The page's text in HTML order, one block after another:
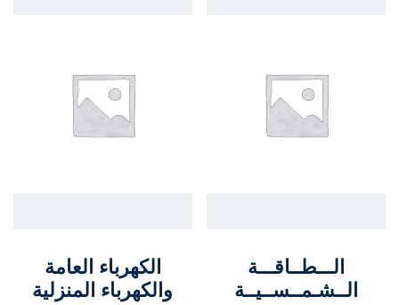
الـــطــاقـــة
الــشـمــســيــة
الكهرباء العامة
والكهرباء المنزلية